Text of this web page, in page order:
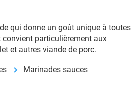
qui donne un goût unique à toutes
convient particulièrement aux
et autres viande de porc.
Marinades sauces